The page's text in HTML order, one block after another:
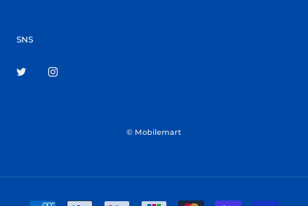
SNS
© Mobilemart